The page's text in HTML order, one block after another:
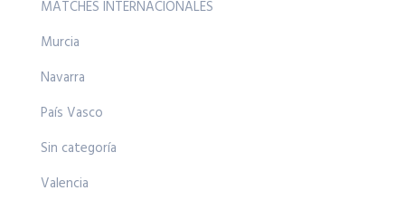
MATCHES INTERNACIONALES
Murcia
Navarra
País Vasco
Sin categoría
Valencia